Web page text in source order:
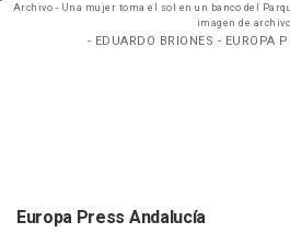
Archivo - Una mujer toma el sol en un banco del
imagen de
- EDUARDO BRIONES - EUROPA
Europa Press Andalucía